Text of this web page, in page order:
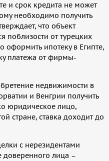
и срок кредита не может
необходимо получить
что объект
поблизости от турецких
ипотеку в Египте,
платежа от фирмы-
недвижимости в
и Венгрии получить
юридическое лицо,
стране, ставка доходит до
с нерезидентами
доверенного лица –